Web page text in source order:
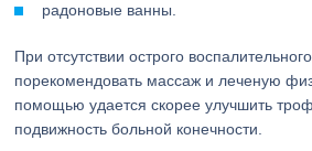
радоновые ванны.
При отсутствии острого
порекомендовать массаж и леченую
помощью удается скорее улучшить
подвижность больной конечности.